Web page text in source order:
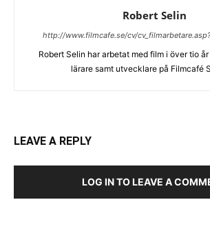
Robert Selin
http://www.filmcafe.se/cv/
Robert Selin har arbetat med film i över tio
lärare samt utvecklare på Filmcafé
LEAVE A REPLY
LOG IN TO LEAVE A